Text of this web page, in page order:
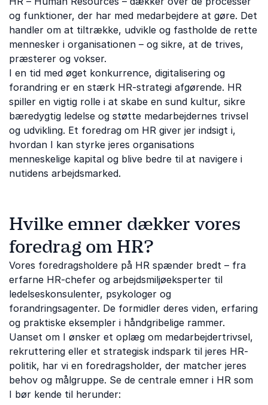
og funktioner, der har med medarbejdere at gøre. Det
handler om at tiltrække, udvikle og fastholde de rette
mennesker i organisationen – og sikre, at de trives,
præsterer og vokser.
I en tid med øget konkurrence, digitalisering og
forandring er en stærk HR-strategi afgørende. HR
spiller en vigtig rolle i at skabe en sund kultur, sikre
bæredygtig ledelse og støtte medarbejdernes trivsel
og udvikling. Et foredrag om HR giver jer indsigt i,
hvordan I kan styrke jeres organisations
menneskelige kapital og blive bedre til at navigere i
nutidens arbejdsmarked.
Hvilke emner dækker vores
foredrag om HR?
Vores foredragsholdere på HR spænder bredt – fra
erfarne HR-chefer og arbejdsmiljøeksperter til
ledelseskonsulenter, psykologer og
forandringsagenter. De formidler deres viden, erfaring
og praktiske eksempler i håndgribelige rammer.
Uanset om I ønsker et oplæg om medarbejdertrivsel,
rekruttering eller et strategisk indspark til jeres HR-
politik, har vi en foredragsholder, der matcher jeres
behov og målgruppe. Se de centrale emner i HR som
I bør kende til herunder: